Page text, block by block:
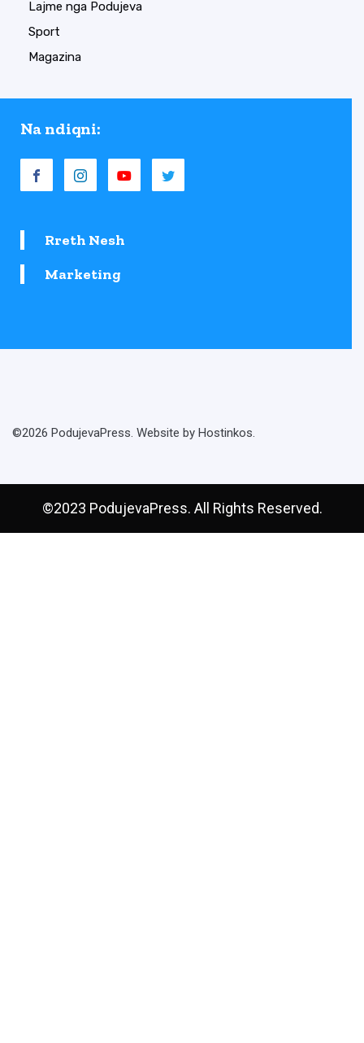
Lajme nga Podujeva
Sport
Magazina
Na ndiqni:
Rreth Nesh
Marketing
©2026 PodujevaPress. Website by Hostinkos.
©2023 PodujevaPress. All Rights Reserved.